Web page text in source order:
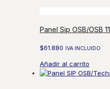
Panel Sip OSB/OSB
$61.880 IVA INCLUIDO
Añadir al carrito